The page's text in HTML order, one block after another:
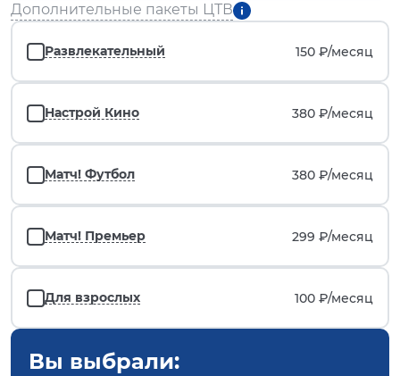
Дополнительные пакеты ЦТВ
Развлекательный 150 ₽/месяц
Настрой Кино 380 ₽/месяц
Матч! Футбол 380 ₽/месяц
Матч! Премьер 299 ₽/месяц
Для взрослых 100 ₽/месяц
Вы выбрали: